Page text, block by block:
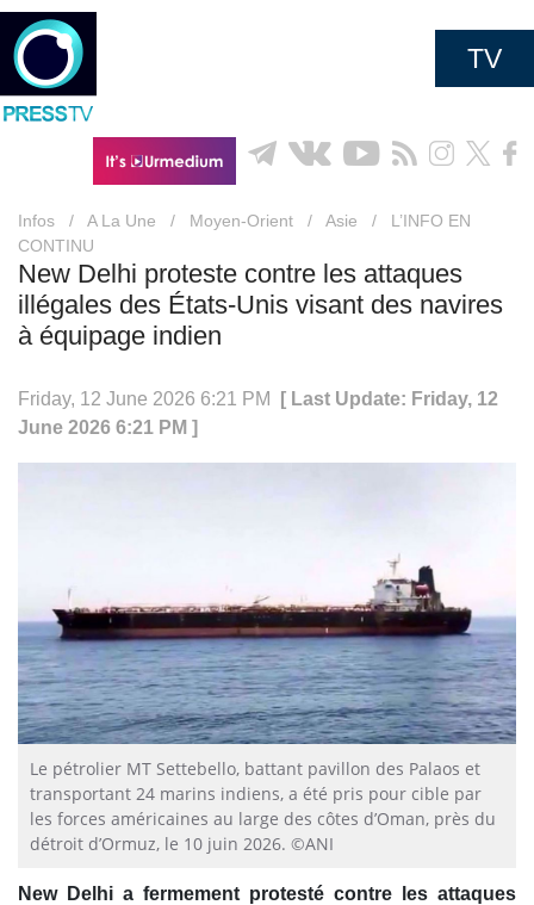
TV
Infos / A La Une / Moyen-Orient / Asie /
L’INFO EN
CONTINU
New Delhi proteste contre les attaques
illégales des États-Unis visant des navires
à équipage indien
Friday, 12 June 2026 6:21 PM
[ Last Update: Friday, 12
June 2026 6:21 PM ]
Le pétrolier MT Settebello, battant pavillon des Palaos et
transportant 24 marins indiens, a été pris pour cible par
les forces américaines au large des côtes d’Oman, près du
détroit d’Ormuz, le 10 juin 2026. ©ANI
New Delhi a fermement protesté contre les attaques